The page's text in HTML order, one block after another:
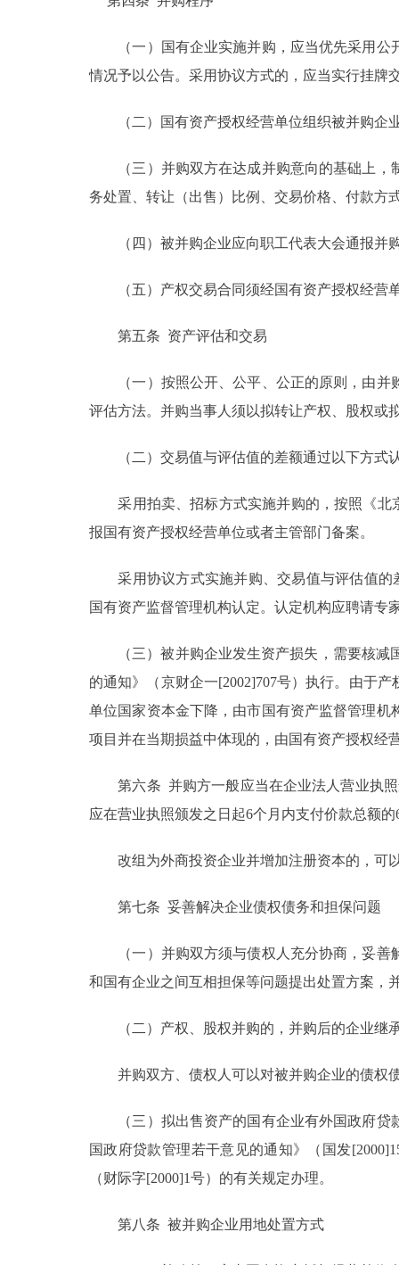
ITALIANO
（一）国有企业实施并购，应当优先采用公
情况予以公告。采用协议方式的，应当实行挂牌
（二）国有资产授权经营单位组织被并购企
（三）并购双方在达成并购意向的基础上，
务处置、转让（出售）比例、交易价格、付款方
（四）被并购企业应向职工代表大会通报并购
（五）产权交易合同须经国有资产授权经营
第五条 资产评估和交易
（一）按照公开、公平、公正的原则，由并
评估方法。并购当事人须以拟转让产权、股权或
（二）交易值与评估值的差额通过以下方式
采用拍卖、招标方式实施并购的，按照《北
报国有资产授权经营单位或者主管部门备案。
采用协议方式实施并购、交易值与评估值的
国有资产监督管理机构认定。认定机构应聘请专
（三）被并购企业发生资产损失，需要核减
的通知》（京财企一[2002]707号）执行。由于
单位国家资本金下降，由市国有资产监督管理
项目并在当期损益中体现的，由国有资产授权经
第六条 并购方一般应当在企业法人营业执照
应在营业执照颁发之日起6个月内支付价款总额
改组为外商投资企业并增加注册资本的，可
第七条 妥善解决企业债权债务和担保问题
（一）并购双方须与债权人充分协商，妥善
和国有企业之间互相担保等问题提出处置方案，
（二）产权、股权并购的，并购后的企业继承
并购双方、债权人可以对被并购企业的债权
（三）拟出售资产的国有企业有外国政府贷
国政府贷款管理若干意见的通知》（国发
（财际字[2000]1号）的有关规定办理。
第八条 被并购企业用地处置方式